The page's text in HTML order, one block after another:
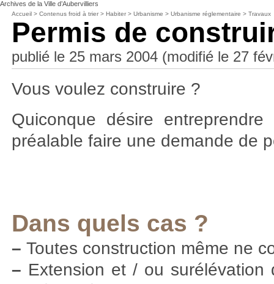
Archives de la Ville d’Aubervilliers
Accueil >Contenus froid à trier >Habiter >Urbanisme >Urbanisme réglementaire >Travaux
Permis de
publié le 25 mars 2004 (modifié le 27
Vous voulez construire ?
Quiconque désire
préalable faire une demande de
Dans quels cas ?
– Toutes construction même ne
– Extension et / ou